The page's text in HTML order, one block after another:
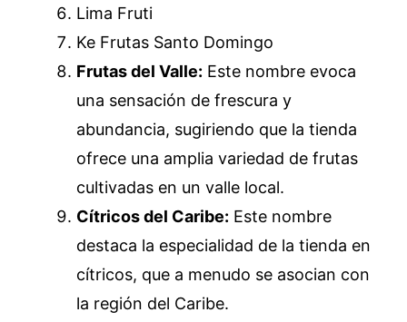
Lima Fruti
Ke Frutas Santo Domingo
Frutas del Valle: Este nombre evoca
una sensación de frescura y
abundancia, sugiriendo que la tienda
ofrece una amplia variedad de frutas
cultivadas en un valle local.
Cítricos del Caribe: Este nombre
destaca la especialidad de la tienda en
cítricos, que a menudo se asocian con
la región del Caribe.